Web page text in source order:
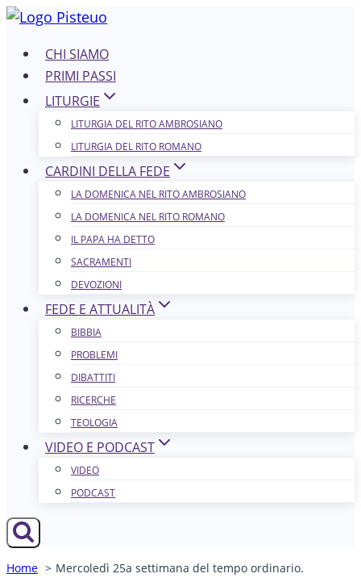
Salta
contenutoCHI SIAMO
PRIMI PASSI
LITURGIE
LITURGIA DEL RITO AMBROSIANO
LITURGIA DEL RITO ROMANO
CARDINI DELLA FEDE
LA DOMENICA NEL R​​​​​​ITO AMBROSIANO
LA DOMENICA NEL RITO ROMANO
IL PAPA HA DETTO
SACRAMENTI
DEVOZIONI
FEDE E ATTUALITÀ
BIBBIA
PROBLEMI
DIBATTITI
RICERCHE
TEOLOGIA
VIDEO E PODCAST
VIDEO
PODCAST
Home Mercoledì 25a settimana del tempo ordinario.